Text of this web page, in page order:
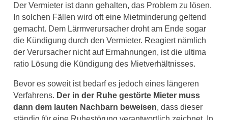
Der Vermieter ist dann gehalten, das Problem zu lösen.
In solchen Fällen wird oft eine Mietminderung geltend
gemacht. Dem Lärmverursacher droht am Ende sogar
die Kündigung durch den Vermieter. Reagiert nämlich
der Verursacher nicht auf Ermahnungen, ist die ultima
ratio Lösung die Kündigung des Mietverhältnisses.
Bevor es soweit ist bedarf es jedoch eines längeren
Verfahrens. Der in der Ruhe gestörte Mieter muss
dann dem lauten Nachbarn beweisen, dass dieser